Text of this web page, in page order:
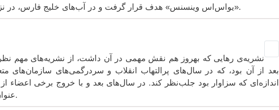
«یواس‌اس وینسنس» هدف قرار گرفت و در آب‌های خلیج فارس، در نزدیکی جزیره هنگام، سقوط کرد.
نشریه‌ی رهایی که بهروز هم نقش مهمی در آن داشت، از نشریه‌های مهم
بعد از آن بود، که در سال‌های پرالتهاب انقلاب و سردر‌گمی‌های سازمان‌های
اندازه‌ای که سزاوار بود جلب‌نظر کند. در سال‌های بعد و با خروج برخی اعضاء
عنوان اندیشه رهایی انتشار می‌یافت.